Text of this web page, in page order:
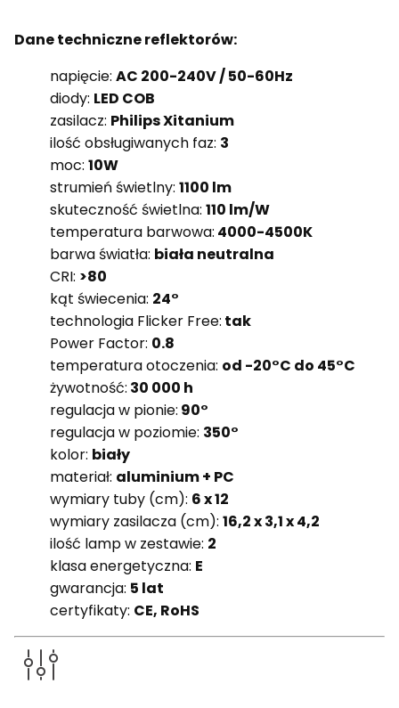
Dane techniczne reflektorów:
napięcie: AC 200-240V / 50-60Hz
diody: LED COB
zasilacz: Philips Xitanium
ilość obsługiwanych faz: 3
moc: 10W
strumień świetlny: 1100 lm
skuteczność świetlna: 110 lm/W
temperatura barwowa: 4000-4500K
barwa światła: biała neutralna
CRI: >80
kąt świecenia: 24°
technologia Flicker Free: tak
Power Factor: 0.8
temperatura otoczenia: od -20°C do 45°C
żywotność: 30 000 h
regulacja w pionie: 90°
regulacja w poziomie: 350°
kolor: biały
materiał: aluminium + PC
wymiary tuby (cm): 6 x 12
wymiary zasilacza (cm): 16,2 x 3,1 x 4,2
ilość lamp w zestawie: 2
klasa energetyczna: E
gwarancja: 5 lat
certyfikaty: CE, RoHS